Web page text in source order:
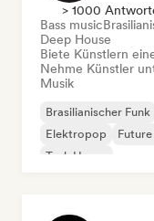
> 1000
Bass music
Deep House
Biete Künstlern
Nehme Künstler
Musik
Brasilianischer Funk
Elektropop
Tech House